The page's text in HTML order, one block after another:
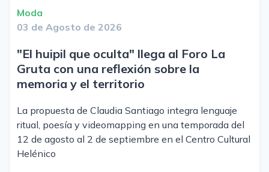
Moda
03 de Agosto de 2026
"El huipil que oculta" llega al Foro La
Gruta con una reflexión sobre la
memoria y el territorio
La propuesta de Claudia Santiago integra lenguaje
ritual, poesía y videomapping en una temporada del
12 de agosto al 2 de septiembre en el Centro Cultural
Helénico